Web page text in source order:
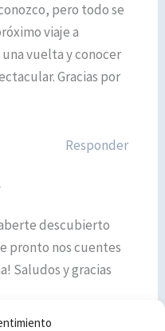
pero todo se
viaje a
vuelta y conocer
Gracias por
Responder
descubierto
pronto nos cuentes
Saludos y gracias